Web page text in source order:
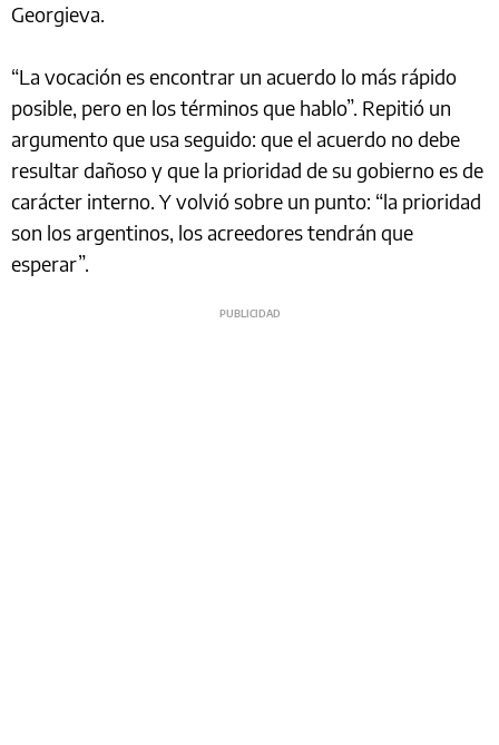
Georgieva.
“La vocación es encontrar un acuerdo lo más rápido
posible, pero en los términos que hablo”. Repitió un
argumento que usa seguido: que el acuerdo no debe
resultar dañoso y que la prioridad de su gobierno es de
carácter interno. Y volvió sobre un punto: “la prioridad
son los argentinos, los acreedores tendrán que
esperar”.